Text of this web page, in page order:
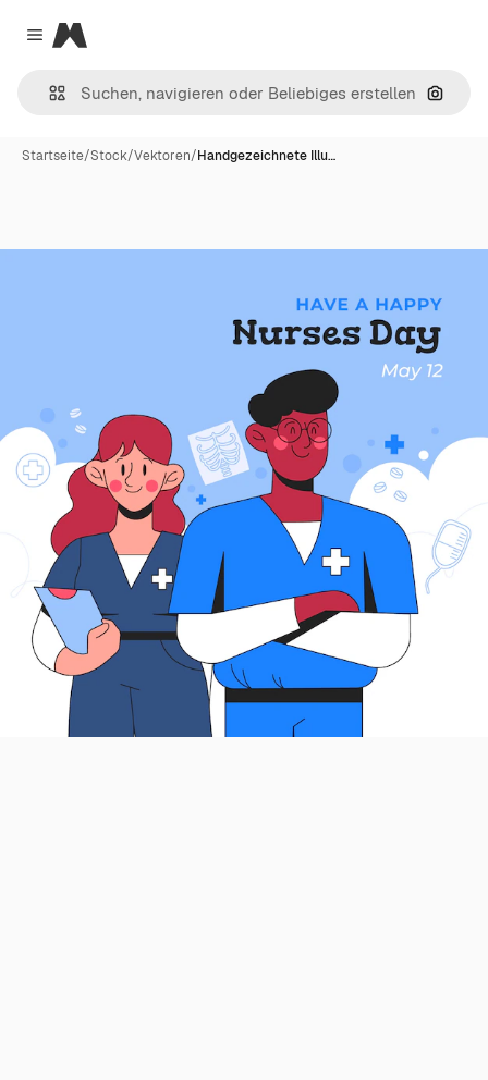
Close menu
Magnific
Nach
Startseite/Stock/Vektoren/Handgezeichnete Illu…